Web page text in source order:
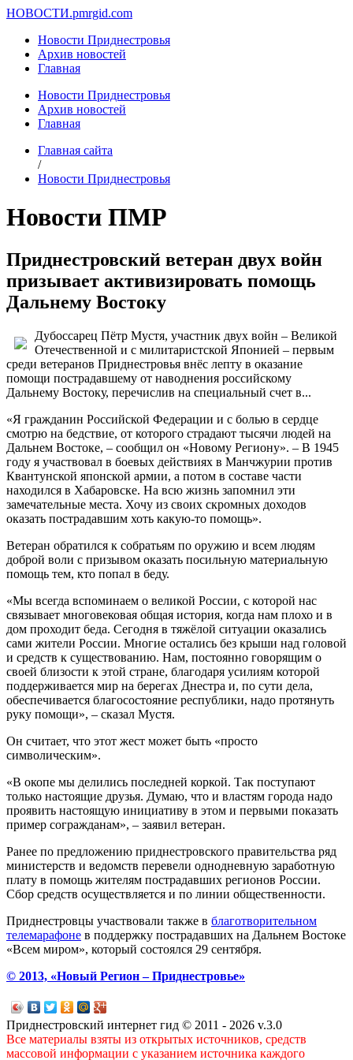
НОВОСТИ.pmrgid.com
Новости Приднестровья
Архив новостей
Главная
Новости Приднестровья
Архив новостей
Главная
Главная сайта
/
Новости Приднестровья
Новости ПМР
Приднестровский ветеран двух войн
призывает активизировать помощь
Дальнему Востоку
Дубоссарец Пётр Мустя, участник двух войн – Великой
Отечественной и с милитаристской Японией – первым
среди ветеранов Приднестровья внёс лепту в оказание
помощи пострадавшему от наводнения российскому
Дальнему Востоку, перечислив на специальный счет в...
«Я гражданин Российской Федерации и с болью в сердце
смотрю на бедствие, от которого страдают тысячи людей на
Дальнем Востоке, – сообщил он «Новому Региону». – В 1945
году я участвовал в боевых действиях в Манчжурии против
Квантунской японской армии, а потом в составе части
находился в Хабаровске. На всю жизнь запомнил эти
замечательные места. Хочу из своих скромных доходов
оказать пострадавшим хоть какую-то помощь».
Ветеран обратился к собратьям по оружию и всем людям
доброй воли с призывом оказать посильную материальную
помощь тем, кто попал в беду.
«Мы всегда вспоминаем о великой России, с которой нас
связывает многовековая общая история, когда нам плохо и в
дом проходит беда. Сегодня в тяжёлой ситуации оказались
сами жители России. Многие остались без крыши над головой
и средств к существованию. Нам, постоянно говорящим о
своей близости к этой стране, благодаря усилиям которой
поддерживается мир на берегах Днестра и, по сути дела,
обеспечивается благосостояние республики, надо протянуть
руку помощи», – сказал Мустя.
Он считает, что этот жест может быть «просто
символическим».
«В окопе мы делились последней коркой. Так поступают
только настоящие друзья. Думаю, что и властям города надо
проявить настоящую инициативу в этом и первыми показать
пример согражданам», – заявил ветеран.
Ранее по предложению приднестровского правительства ряд
министерств и ведомств перевели однодневную заработную
плату в помощь жителям пострадавших регионов России.
Сбор средств осуществляется и по линии общественности.
Приднестровцы участвовали также в благотворительном
телемарафоне в поддержку пострадавших на Дальнем Востоке
«Всем миром», который состоялся 29 сентября.
© 2013, «Новый Регион – Приднестровье»
Приднестровский интернет гид © 2011 - 2026 v.3.0
Все материалы взяты из открытых источников, средств
массовой информации с указанием источника каждого